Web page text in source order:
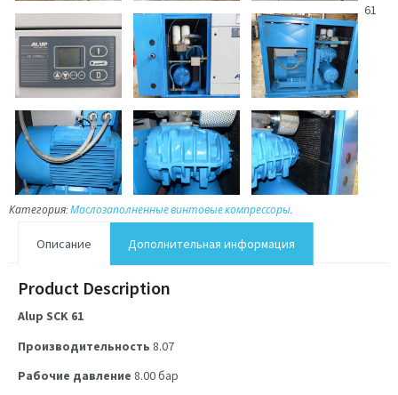
61
Категория:Маслозаполненные винтовые компрессоры.
Описание Дополнительная информация
Product Description
Alup SCK 61
Производительность 8.07
Рабочие давление 8.00бар